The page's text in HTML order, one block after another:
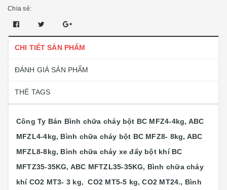
Chia sẻ:
CHI TIẾT SẢN PHẨM
ĐÁNH GIÁ SẢN PHẨM
THẺ TAGS
Công Ty Bán Bình chữa cháy bột BC MFZ4-4kg, ABC
MFZL4-4kg, Bình chữa cháy bột BC MFZ8- 8kg, ABC
MFZL8-8kg, Bình chữa cháy xe đẩy bột khí BC
MFTZ35-35KG, ABC MFTZL35-35KG, Bình chữa cháy
khí CO2 MT3- 3 kg, CO2 MT5-5 kg, CO2 MT24., Bình